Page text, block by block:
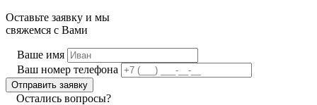
Оставьте заявку и мы
свяжемся с Вами
Ваше имя
Ваш номер телефона
Остались вопросы?